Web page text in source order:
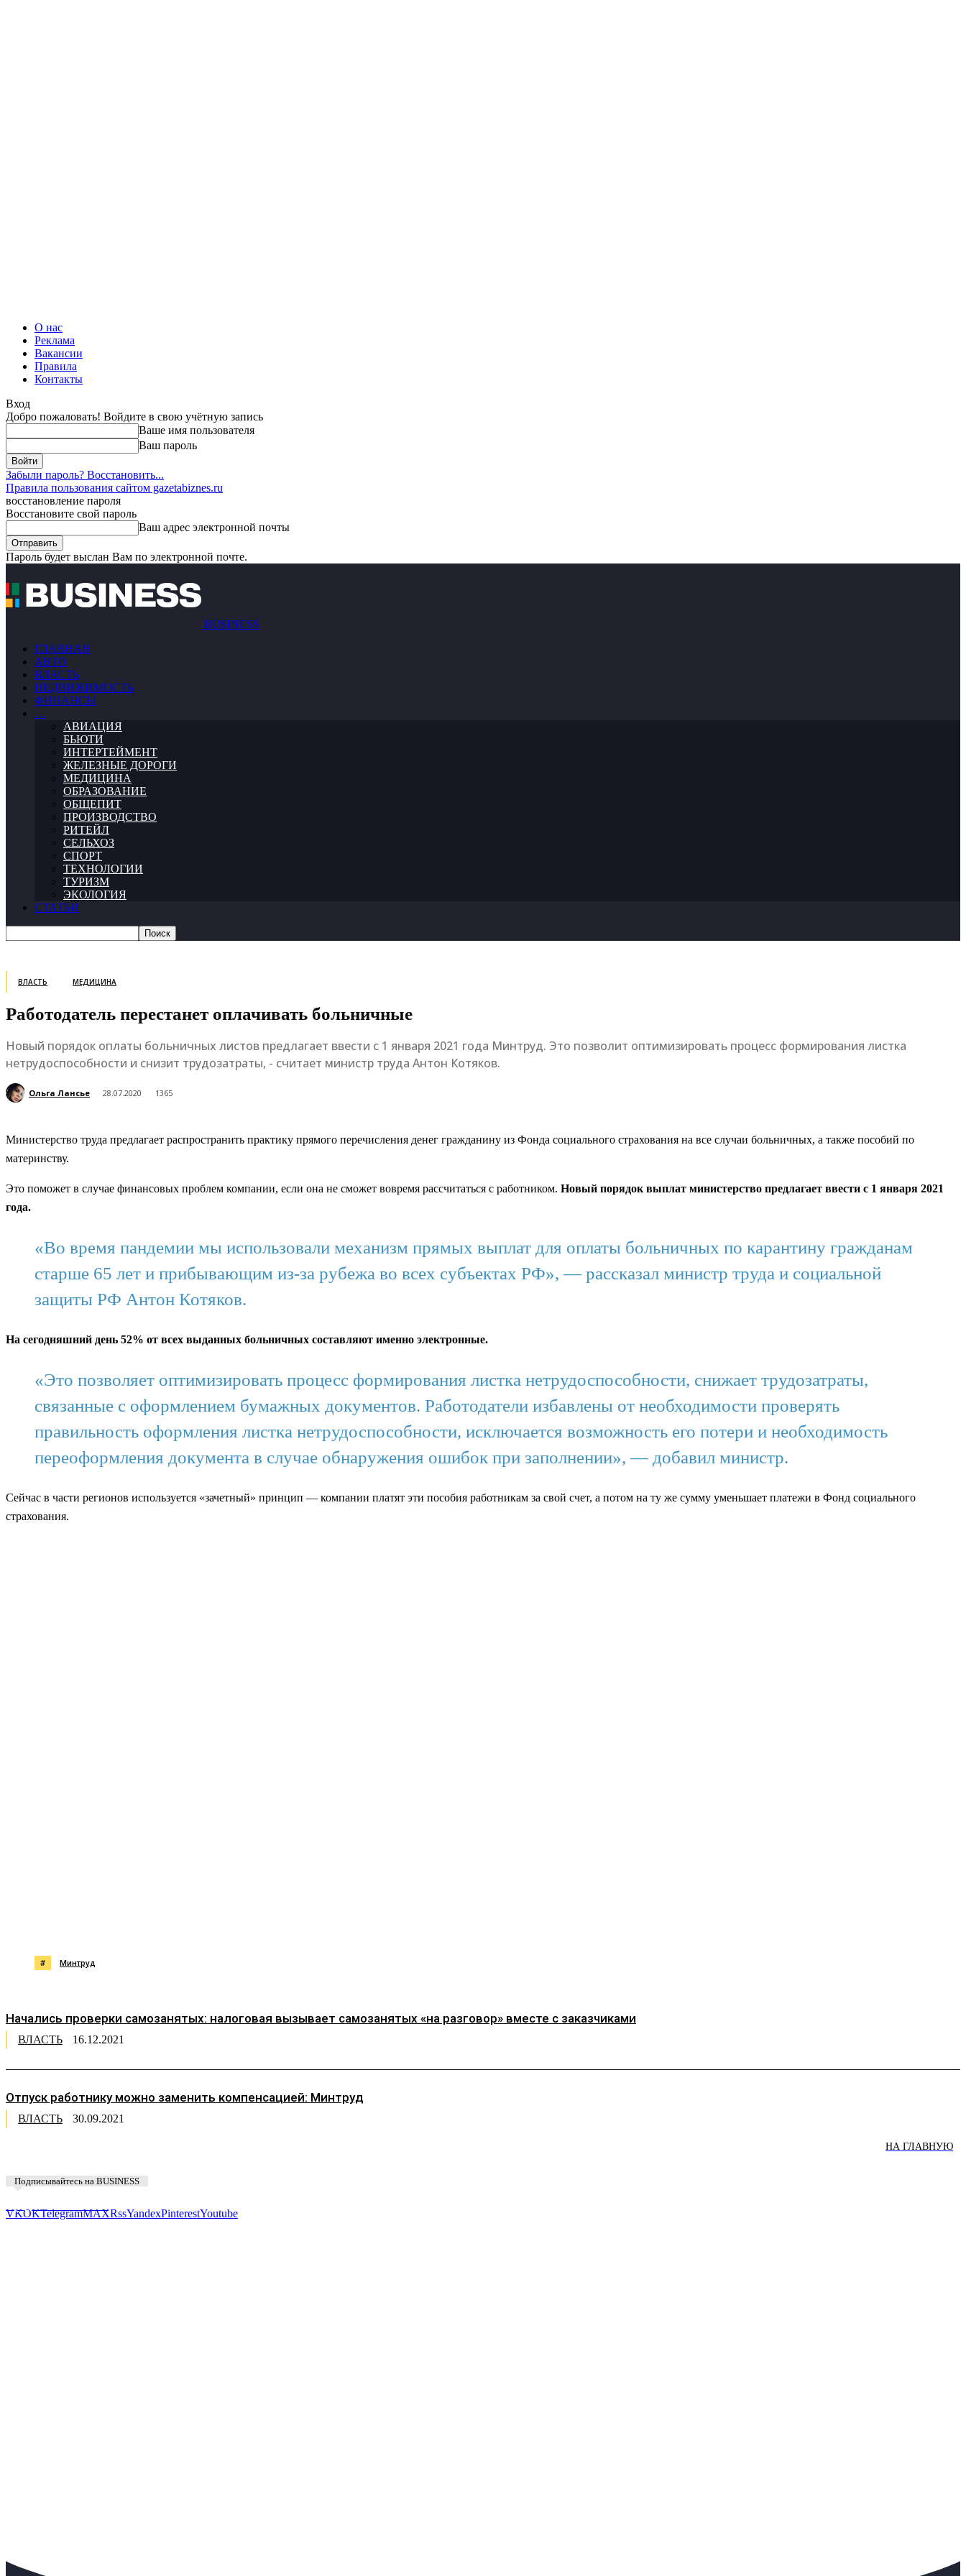
О нас
Реклама
Вакансии
Правила
Контакты
Вход
Добро пожаловать! Войдите в свою учётную запись
Ваше имя пользователя
Ваш пароль
Забыли пароль? Восстановить...
Правила пользования сайтом gazetabiznes.ru
восстановление пароля
Восстановите свой пароль
Ваш адрес электронной почты
Пароль будет выслан Вам по электронной почте.
BUSINESS
ГЛАВНАЯ
АВТО
ВЛАСТЬ
НЕДВИЖИМОСТЬ
ФИНАНСЫ
…
АВИАЦИЯ
БЬЮТИ
ИНТЕРТЕЙМЕНТ
ЖЕЛЕЗНЫЕ ДОРОГИ
МЕДИЦИНА
ОБРАЗОВАНИЕ
ОБЩЕПИТ
ПРОИЗВОДСТВО
РИТЕЙЛ
СЕЛЬХОЗ
СПОРТ
ТЕХНОЛОГИИ
ТУРИЗМ
ЭКОЛОГИЯ
СТАТЬИ
ВЛАСТЬ МЕДИЦИНА
Работодатель перестанет оплачивать больничные
Новый порядок оплаты больничных листов предлагает ввести с 1 января 2021 года Минтруд. Это позволит оптимизировать процесс формирования листка
нетрудоспособности и снизит трудозатраты, - считает министр труда Антон Котяков.
Ольга Лансье 28.07.2020 1365
Министерство труда предлагает распространить практику прямого перечисления денег гражданину из Фонда социального страхования на все случаи больничных, а также пособий по
материнству.
Это поможет в случае финансовых проблем компании, если она не сможет вовремя рассчитаться с работником. Новый порядок выплат министерство предлагает ввести с 1 января 2021
года.
«Во время пандемии мы использовали механизм прямых выплат для оплаты больничных по карантину гражданам
старше 65 лет и прибывающим из-за рубежа во всех субъектах РФ», — рассказал министр труда и социальной
защиты РФ Антон Котяков.
На сегодняшний день 52% от всех выданных больничных составляют именно электронные.
«Это позволяет оптимизировать процесс формирования листка нетрудоспособности, снижает трудозатраты,
связанные с оформлением бумажных документов. Работодатели избавлены от необходимости проверять
правильность оформления листка нетрудоспособности, исключается возможность его потери и необходимость
переоформления документа в случае обнаружения ошибок при заполнении», — добавил министр.
Сейчас в части регионов используется «зачетный» принцип — компании платят эти пособия работникам за свой счет, а потом на ту же сумму уменьшает платежи в Фонд социального
страхования.
# Минтруд
Начались проверки самозанятых: налоговая вызывает самозанятых «на разговор» вместе с заказчиками
ВЛАСТЬ 16.12.2021
Отпуск работнику можно заменить компенсацией: Минтруд
ВЛАСТЬ 30.09.2021
НА ГЛАВНУЮ
Подписывайтесь на BUSINESS
VKOKTelegramMAXRssYandexPinterestYoutube